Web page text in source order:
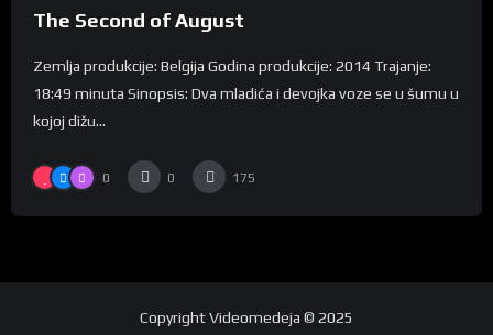
The Second of August
Zemlja produkcije: Belgija Godina produkcije: 2014 Trajanje:
18:49 minuta Sinopsis: Dva mladića i devojka voze se u šumu u
kojoj dižu...
0 0 175
CopyrightVideomedeja © 2025